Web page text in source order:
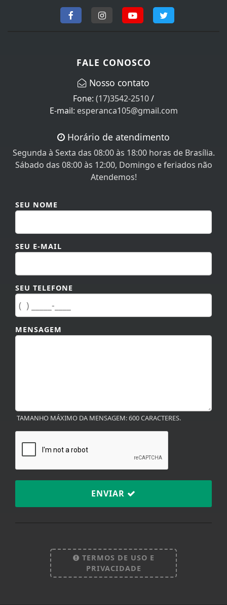
FALE CONOSCO
Nosso contato
Fone: (17)3542-2510/
E-mail: esperanca105@gmail.com
Horário de atendimento
Segunda à Sexta das 08:00 às 18:00 horas de Brasília.
Sábado das 08:00 às 12:00, Domingo e feriados não
Atendemos!
SEU NOME
SEU E-MAIL
SEU TELEFONE
MENSAGEM
TAMANHO MÁXIMO DA MENSAGEM: 600 CARACTERES.
ENVIAR
TERMOS DE USO E
PRIVACIDADE
experiência de navegação. Ao continuar o acesso,
entendemos que você concorda com nossos Termos
de Uso e Privacidade.
PARA MAIS INFORMAÇÕES,ACESSE NOSSOS TERMOS